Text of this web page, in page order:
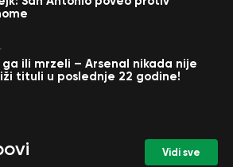
ga ili mrzeli – Arsenal nikada nije
tituli u poslednje 22 godine!
Vidi sve